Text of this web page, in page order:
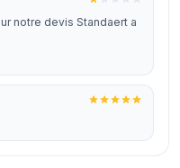
notre devis Standaert a